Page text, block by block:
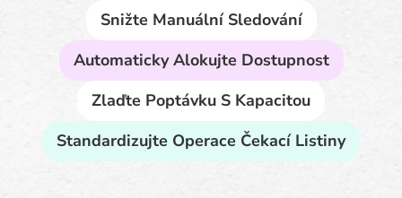
Snižte Manuální Sledování
Automaticky Alokujte Dostupnost
Zlaďte Poptávku S Kapacitou
Standardizujte Operace Čekací Listiny